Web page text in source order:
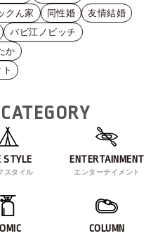
クん家 同性婚
友情結婚
バビ江ノビッチ
か
STYLE
スタイル
ENTERTAINMENT
エンターテイメント
COLUMN